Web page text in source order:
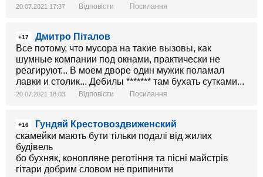
20.07.2021 17:37 Відповісти Посилання
+17
Дмитро Піталов
Все потому, что мусора на такие вызовы, как
шумные компании под окнами, практически не
реагируют... В моем дворе один мужик поламал
лавки и столик... Дебилы ******* там бухать сутками...
20.07.2021 18:03 Відповісти Посилання
+16
Гундяй Крестовоздвиженский
скамейки мають бути тільки подалі від жилих
будівель
бо бухняк, конопляне реготіння та пісні майстрів
гітари добрим словом не припинити